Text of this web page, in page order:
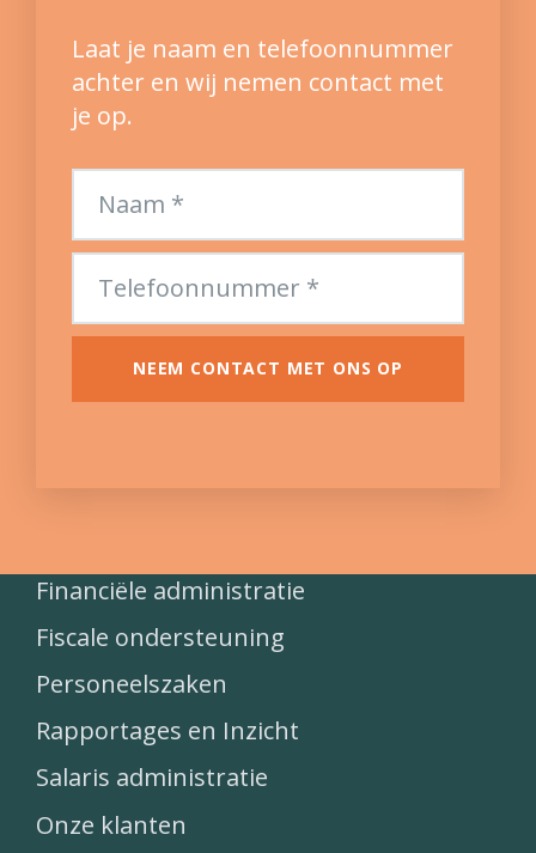
Laat je naam en telefoonnummer
achter en wij nemen contact met
je op.
NEEM CONTACT MET ONS OP
Financiële administratie
Fiscale ondersteuning
Personeelszaken
Rapportages en Inzicht
Salaris administratie
Onze klanten